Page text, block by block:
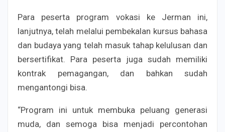
Para peserta program vokasi ke Jerman ini,
lanjutnya, telah melalui pembekalan kursus bahasa
dan budaya yang telah masuk tahap kelulusan dan
bersertifikat. Para peserta juga sudah memiliki
kontrak pemagangan, dan bahkan sudah
mengantongi bisa.
“Program ini untuk membuka peluang generasi
muda, dan semoga bisa menjadi percontohan